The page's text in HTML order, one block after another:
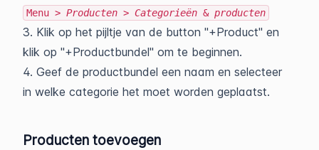
Menu > Producten > Categorieën &producten
3. Klik op het pijltje van de button "+Product" en
klik op "+Productbundel" om te beginnen.
4. Geef de productbundel een naam en selecteer
in welke categorie het moet worden geplaatst.
Producten toevoegen